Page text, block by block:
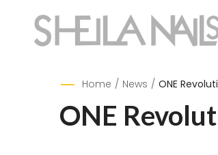
Home / News / ONE
ONE